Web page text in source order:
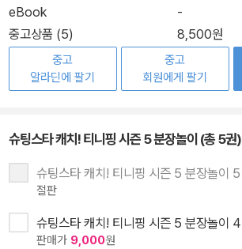
eBook
-
중고상품 (5) 8,500원
중고
알라딘에 팔기
중고
회원에게 팔기
슈팅스타 캐치! 티니핑 시즌 5 분장놀이 (총 5권)
슈팅스타 캐치! 티니핑 시즌 5 분장놀이 5
절판
슈팅스타 캐치! 티니핑 시즌 5 분장놀이 4
판매가 9,000원